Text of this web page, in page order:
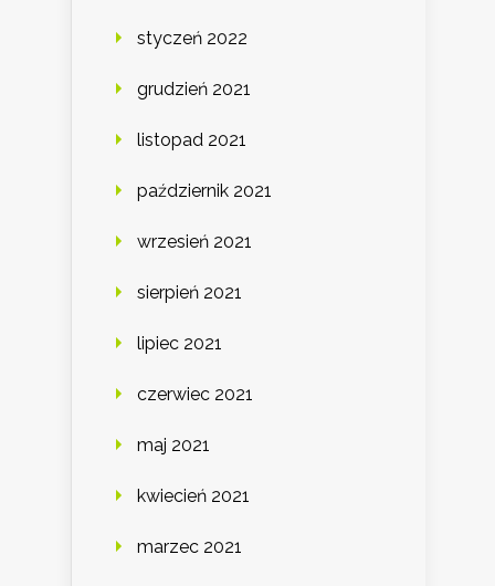
styczeń 2022
grudzień 2021
listopad 2021
październik 2021
wrzesień 2021
sierpień 2021
lipiec 2021
czerwiec 2021
maj 2021
kwiecień 2021
marzec 2021